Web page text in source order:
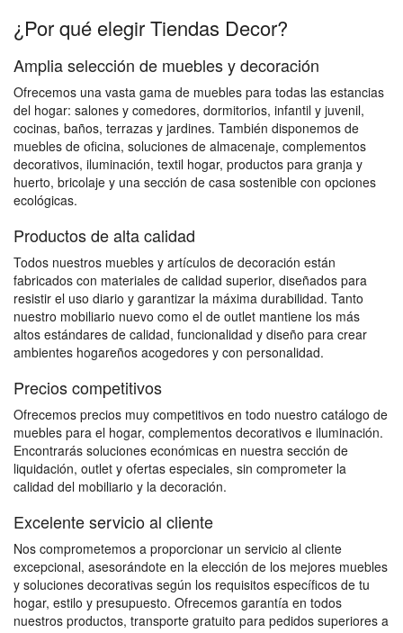
¿Por qué elegir Tiendas Decor?
Amplia selección de muebles y decoración
Ofrecemos una vasta gama de muebles para todas las estancias
del hogar: salones y comedores, dormitorios, infantil y juvenil,
cocinas, baños, terrazas y jardines. También disponemos de
muebles de oficina, soluciones de almacenaje, complementos
decorativos, iluminación, textil hogar, productos para granja y
huerto, bricolaje y una sección de casa sostenible con opciones
ecológicas.
Productos de alta calidad
Todos nuestros muebles y artículos de decoración están
fabricados con materiales de calidad superior, diseñados para
resistir el uso diario y garantizar la máxima durabilidad. Tanto
nuestro mobiliario nuevo como el de outlet mantiene los más
altos estándares de calidad, funcionalidad y diseño para crear
ambientes hogareños acogedores y con personalidad.
Precios competitivos
Ofrecemos precios muy competitivos en todo nuestro catálogo de
muebles para el hogar, complementos decorativos e iluminación.
Encontrarás soluciones económicas en nuestra sección de
liquidación, outlet y ofertas especiales, sin comprometer la
calidad del mobiliario y la decoración.
Excelente servicio al cliente
Nos comprometemos a proporcionar un servicio al cliente
excepcional, asesorándote en la elección de los mejores muebles
y soluciones decorativas según los requisitos específicos de tu
hogar, estilo y presupuesto. Ofrecemos garantía en todos
nuestros productos, transporte gratuito para pedidos superiores a